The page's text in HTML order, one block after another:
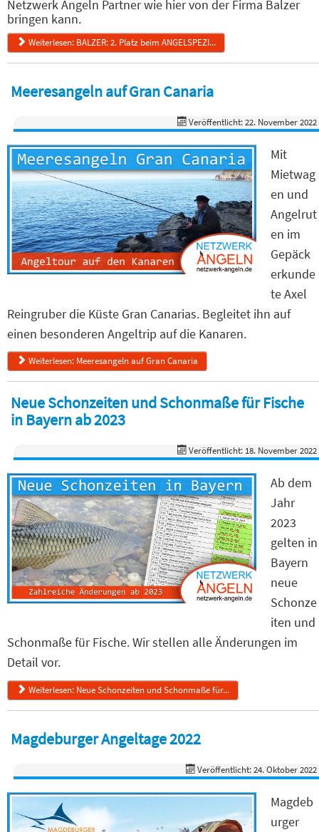
Netzwerk Angeln Partner wie hier von der Firma Balzer
bringen kann.
Weiterlesen: BALZER: 2. Platz beim ANGELSPEZI...
Meeresangeln auf Gran Canaria
Veröffentlicht: 22. November 2022
Mit
Mietwag
en und
Angelrut
en im
Gepäck
erkunde
te Axel
Reingruber die Küste Gran Canarias. Begleitet ihn auf
einen besonderen Angeltrip auf die Kanaren.
Weiterlesen: Meeresangeln auf Gran Canaria
Neue Schonzeiten und Schonmaße für Fische
in Bayern ab 2023
Veröffentlicht: 18. November 2022
Ab dem
Jahr
2023
gelten in
Bayern
neue
Schonze
iten und
Schonmaße für Fische. Wir stellen alle Änderungen im
Detail vor.
Weiterlesen: Neue Schonzeiten und Schonmaße für...
Magdeburger Angeltage 2022
Veröffentlicht: 24. Oktober 2022
Magdeb
urger